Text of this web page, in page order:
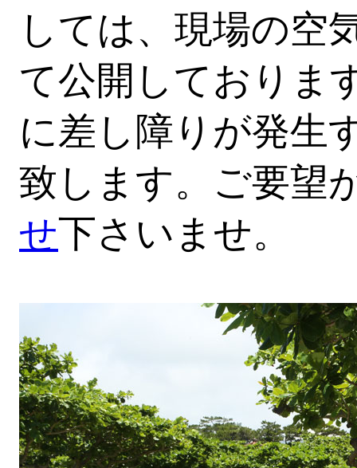
しては、現場の空
て公開しておりま
に差し障りが発生
致します。ご要望
せ下さいませ。